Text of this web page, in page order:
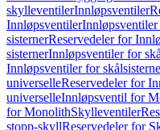
skylleventilerInnløpsventiler
Innløpsventiler
sisternerReservedeler for
sisternerInnløpsventiler for
Innløpsventiler for
universelleReservedeler for
universelleInnløpsventil for
for MonolithSkylleventiler
stopp-skyllReservedeler for